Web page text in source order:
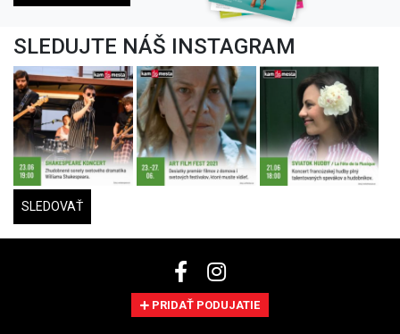
SLEDUJTE NÁŠ INSTAGRAM
SLEDOVAŤ
PRIDAŤ PODUJATIE